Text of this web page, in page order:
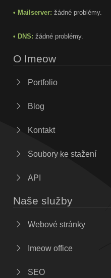
• Mailserver: žádné problémy.
• DNS: žádné problémy.
O Imeow
Portfolio
Blog
Kontakt
Soubory ke stažení
API
Naše služby
Webové stránky
Imeow office
SEO